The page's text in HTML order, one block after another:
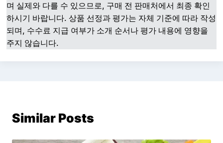
며 실제와 다를 수 있으므로, 구매 전 판매처에서 최종 확인
하시기 바랍니다. 상품 선정과 평가는 자체 기준에 따라 작성
되며, 수수료 지급 여부가 소개 순서나 평가 내용에 영향을
주지 않습니다.
Similar Posts